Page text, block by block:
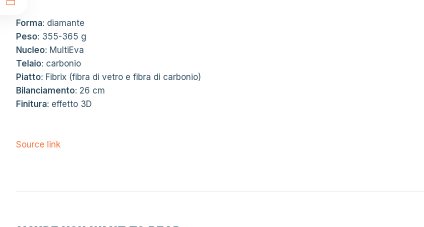
Forma: diamante
Peso: 355-365 g
Nucleo: MultiEva
Telaio: carbonio
Piatto: Fibrix (fibra di vetro e fibra di carbonio)
Bilanciamento: 26 cm
Finitura: effetto 3D
Source link